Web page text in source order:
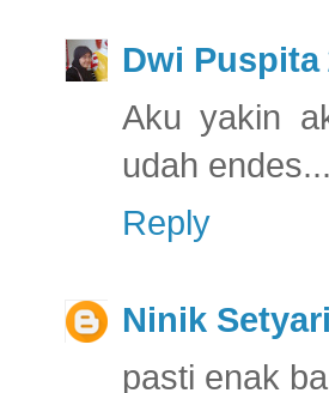
Dwi Puspita
Aku yakin
udah endes...
Reply
Ninik
pasti enak